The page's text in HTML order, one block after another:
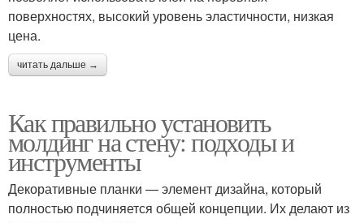
поверхностях, высокий уровень эластичности, низкая
цена.
читать дальше →
Как правильно установить
молдинг на стену: подходы и
инструменты
Декоративные планки — элемент дизайна, который
полностью подчиняется общей концепции. Их делают из